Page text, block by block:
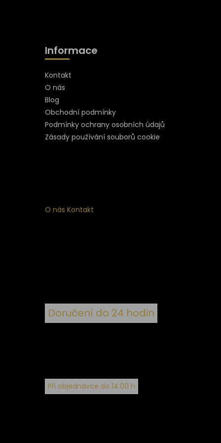
Informace
Kontakt
O nás
Blog
Obchodní podmínky
Podmínky ochrany osobních údajů
Zásady používání souborů cookie
O nás Kontakt
Doručení do 24 hodin
Při objednávce do 14:00 h